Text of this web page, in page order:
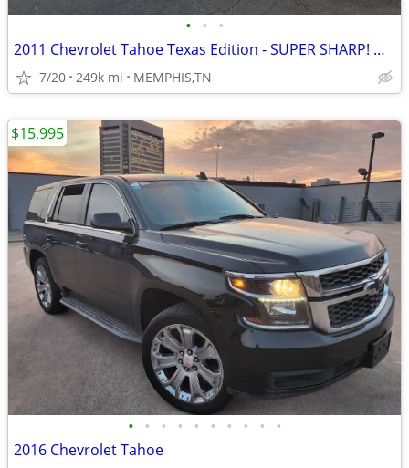
• • •
2011 Chevrolet Tahoe Texas Edition - SUPER SHARP! MUST SEE!
7/20 249k mi MEMPHIS,TN
• • • • • • • • • •
2016 Chevrolet Tahoe
$15,995